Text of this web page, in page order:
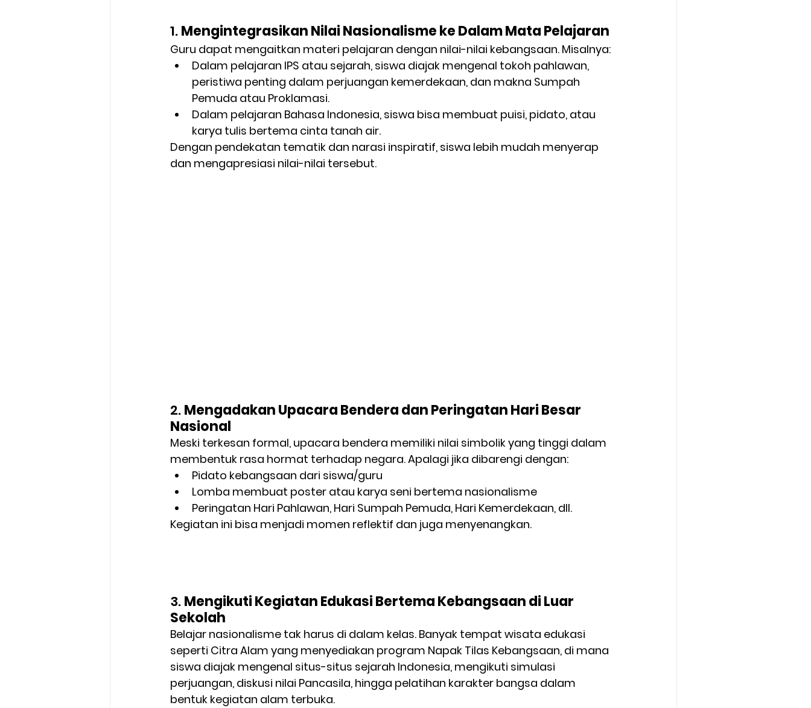
1. Mengintegrasikan Nilai Nasionalisme ke Dalam Mata Pelajaran
Guru dapat mengaitkan materi pelajaran dengan nilai-nilai kebangsaan. Misalnya:
Dalam pelajaran IPS atau sejarah, siswa diajak mengenal tokoh pahlawan,
peristiwa penting dalam perjuangan kemerdekaan, dan makna Sumpah
Pemuda atau Proklamasi.
Dalam pelajaran Bahasa Indonesia, siswa bisa membuat puisi, pidato, atau
karya tulis bertema cinta tanah air.
Dengan pendekatan tematik dan narasi inspiratif, siswa lebih mudah menyerap
dan mengapresiasi nilai-nilai tersebut.
2. Mengadakan Upacara Bendera dan Peringatan Hari Besar
Nasional
Meski terkesan formal, upacara bendera memiliki nilai simbolik yang tinggi dalam
membentuk rasa hormat terhadap negara. Apalagi jika dibarengi dengan:
Pidato kebangsaan dari siswa/guru
Lomba membuat poster atau karya seni bertema nasionalisme
Peringatan Hari Pahlawan, Hari Sumpah Pemuda, Hari Kemerdekaan, dll.
Kegiatan ini bisa menjadi momen reflektif dan juga menyenangkan.
3. Mengikuti Kegiatan Edukasi Bertema Kebangsaan di Luar
Sekolah
Belajar nasionalisme tak harus di dalam kelas. Banyak tempat wisata edukasi
seperti Citra Alam yang menyediakan program Napak Tilas Kebangsaan, di mana
siswa diajak mengenal situs-situs sejarah Indonesia, mengikuti simulasi
perjuangan, diskusi nilai Pancasila, hingga pelatihan karakter bangsa dalam
bentuk kegiatan alam terbuka.